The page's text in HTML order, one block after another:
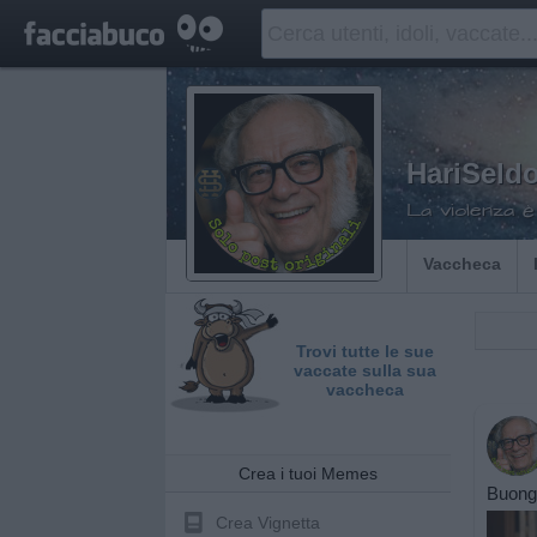
La violenza
Vaccheca
Trovi tutte le sue
vaccate sulla sua
vaccheca
Crea i tuoi Memes
Crea Vignetta